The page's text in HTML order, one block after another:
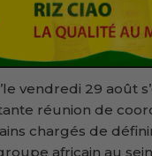
vendredi 29 août
réunion de
chargés de
africain au